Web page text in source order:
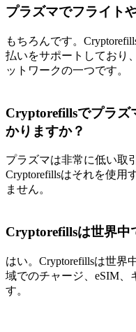
プラズマでフライト
もちろんです。
払いをサポートしており
ットワークの一つです。
Cryptorefillsでプラズ
かりますか？
プラズマは非常に低い取
Cryptorefillsはそれを使用
ません。
Cryptorefillsは世界中
はい。Cryptorefillsは世界
域でのチャージ、eSIM、
す。